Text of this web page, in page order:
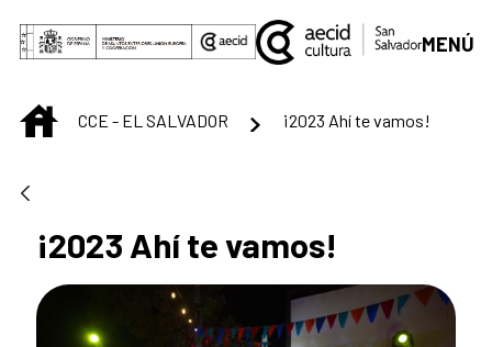
Saut au contenu principal
MENÚ
INICIOCCE - EL SALVADOR ¡2023 Ahí te vamos!
¡2023 Ahí te vamos!